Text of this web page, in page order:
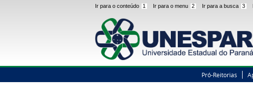
Ir para o conteúdo 1 Ir para o menu 2 Ir para a busca 3
Pró-Reitorias